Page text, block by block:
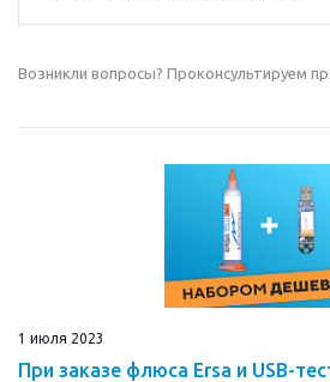
Возникли вопросы? Проконсультируем
1 июля 2023
При заказе флюса Ersa и USB-